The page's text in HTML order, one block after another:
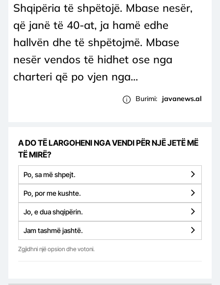
Shqipëria të shpëtojë. Mbase nesër,
që janë të 40-at, ja hamë edhe
hallvën dhe të shpëtojmë. Mbase
nesër vendos të hidhet ose nga
charteri që po vjen nga...
Burimi: javanews.al
A DO TË LARGOHENI NGA VENDI PËR NJË JETË MË
TË MIRË?
Po, sa më shpejt.
Po, por me kushte.
Jo, e dua shqipërin.
Jam tashmë jashtë.
Zgjidhni një opsion dhe votoni.